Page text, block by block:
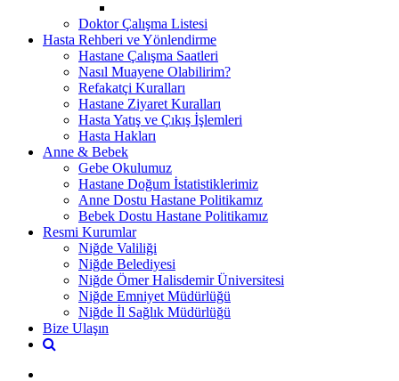
Doktor Çalışma Listesi
Hasta Rehberi ve Yönlendirme
Hastane Çalışma Saatleri
Nasıl Muayene Olabilirim?
Refakatçi Kuralları
Hastane Ziyaret Kuralları
Hasta Yatış ve Çıkış İşlemleri
Hasta Hakları
Anne & Bebek
Gebe Okulumuz
Hastane Doğum İstatistiklerimiz
Anne Dostu Hastane Politikamız
Bebek Dostu Hastane Politikamız
Resmi Kurumlar
Niğde Valiliği
Niğde Belediyesi
Niğde Ömer Halisdemir Üniversitesi
Niğde Emniyet Müdürlüğü
Niğde İl Sağlık Müdürlüğü
Bize Ulaşın